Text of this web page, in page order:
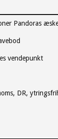
Pandoras
vendepunkt
DR,